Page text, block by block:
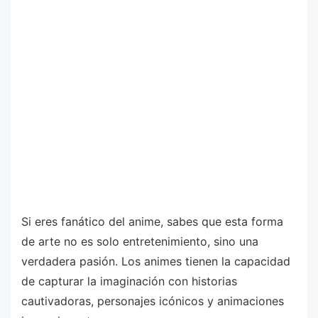
Si eres fanático del anime, sabes que esta forma
de arte no es solo entretenimiento, sino una
verdadera pasión. Los animes tienen la capacidad
de capturar la imaginación con historias
cautivadoras, personajes icónicos y animaciones